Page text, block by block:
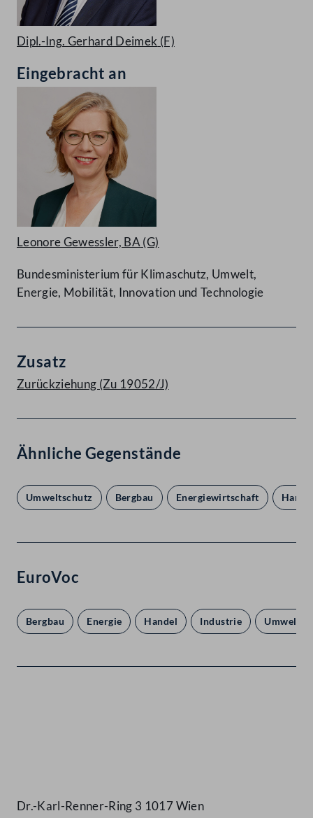
Dipl.-Ing. Gerhard Deimek (F)
Eingebracht an
Leonore Gewessler, BA (G)
Bundesministerium für Klimaschutz, Umwelt,
Energie, Mobilität, Innovation und Technologie
Zusatz
Zurückziehung (Zu 19052/J)
Ähnliche Gegenstände
Umweltschutz Bergbau Energiewirtschaft
EuroVoc
Bergbau Energie Handel Industrie Umwelt
Dr.-Karl-Renner-Ring 3 1017 Wien